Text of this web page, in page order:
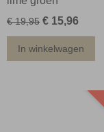
€ 19,95 € 15,96
In winkelwagen